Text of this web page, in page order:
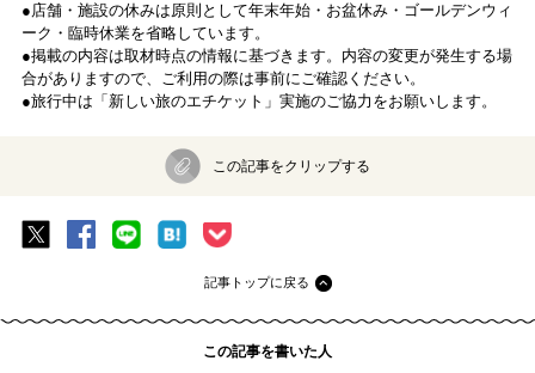
●店舗・施設の休みは原則として年末年始・お盆休み・ゴールデンウィ
ーク・臨時休業を省略しています。
●掲載の内容は取材時点の情報に基づきます。内容の変更が発生する場
合がありますので、ご利用の際は事前にご確認ください。
●旅行中は「新しい旅のエチケット」実施のご協力をお願いします。
この記事をクリップする
記事トップに戻る
この記事を書いた人